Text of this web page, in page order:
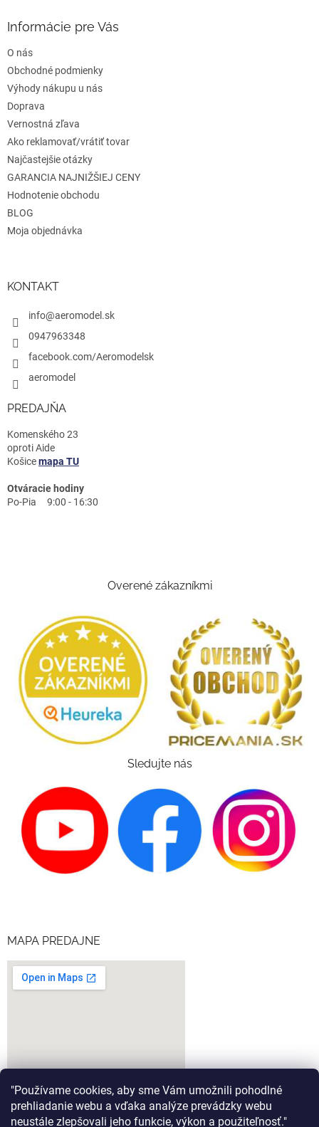
"Používame cookies, aby sme Vám umožnili pohodlné
prehliadanie webu a vďaka analýze prevádzky webu
neustále zlepšovali jeho funkcie, výkon a použiteľnosť."
e
Informácie pre Vás
O nás
Obchodné podmienky
Výhody nákupu u nás
Doprava
Vernostná zľava
Ako reklamovať/vrátiť tovar
Najčastejšie otázky
GARANCIA NAJNIŽŠIEJ CENY
Hodnotenie obchodu
BLOG
Moja objednávka
KONTAKT
info@aeromodel.sk
0947963348
facebook.com/Aeromodelsk
aeromodel
PREDAJŇA
Komenského 23
oproti Aide
Košicemapa TU
Otváracie hodiny
Po-Pia 9:00 - 16:30
Overené zákazníkmi
Sledujte nás
MAPA PREDAJNE